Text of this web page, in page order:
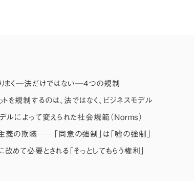
まく─法だけではない─4つの規制
トを規制するのは、法ではなく、ビジネスモデル
ルによって変えられた社会規範（Norms）
の欺瞞──「同意の強制」は「嘘の強制」
めて必要とされる「そっとしてもらう権利」